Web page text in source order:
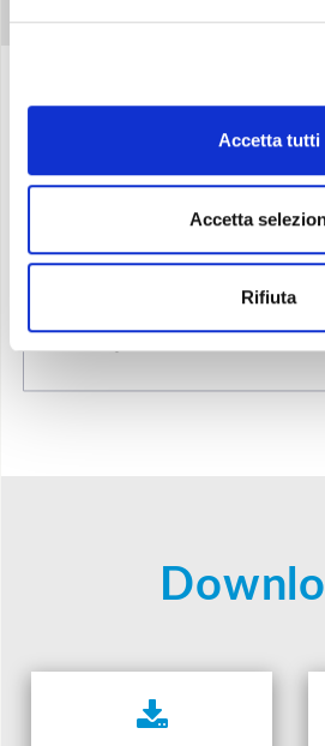
Accetta tutti
Accetta
Rifiuta